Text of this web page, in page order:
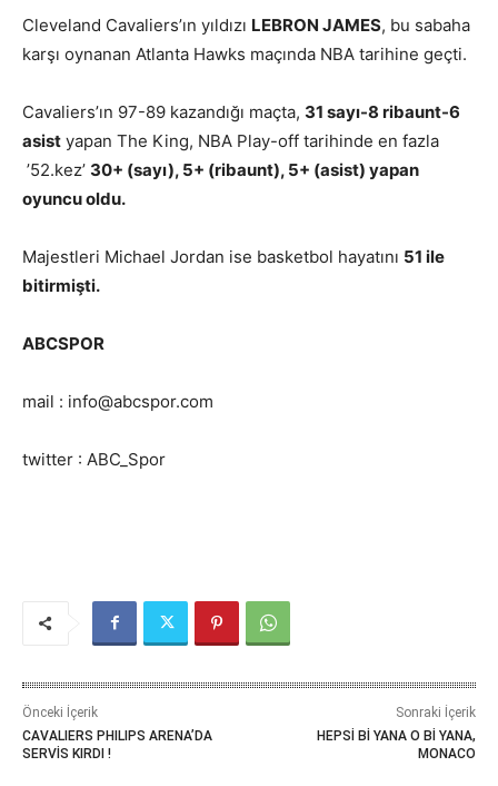
Cleveland Cavaliers’ın yıldızı LEBRON JAMES, bu sabaha
karşı oynanan Atlanta Hawks maçında NBA tarihine geçti.
Cavaliers’ın 97-89 kazandığı maçta, 31 sayı-8 ribaunt-6
asist yapan The King, NBA Play-off tarihinde en fazla
’52.kez’ 30+ (sayı), 5+ (ribaunt), 5+ (asist) yapan
oyuncu oldu.
Majestleri Michael Jordan ise basketbol hayatını 51 ile
bitirmişti.
ABCSPOR
mail : info@abcspor.com
twitter : ABC_Spor
Önceki İçerik
CAVALIERS PHILIPS ARENA’DA
SERVİS KIRDI !
Sonraki İçerik
HEPSİ Bİ YANA O Bİ YANA,
MONACO